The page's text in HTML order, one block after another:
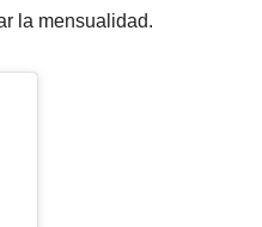
la mensualidad.